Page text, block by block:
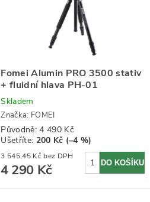
Fomei Alumin PRO 3500 stativ
+ fluidní hlava PH-01
Skladem
Značka: FOMEI
Původně:4 490 Kč
Ušetříte: 200 Kč (–4 %)
3 545,45 Kč bez DPH
4 290 Kč